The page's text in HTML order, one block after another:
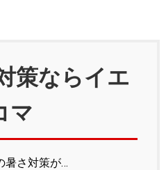
策ならイエ
マ
暑さ対策が…